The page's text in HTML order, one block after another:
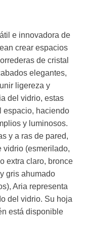
e innovadora de
crear espacios
de cristal
elegantes,
ligereza y
del vidrio, estas
espacio, haciendo
y luminosos.
y a ras de pared,
vidrio (esmerilado,
extra claro, bronce
gris ahumado
Aria representa
del vidrio. Su hoja
está disponible